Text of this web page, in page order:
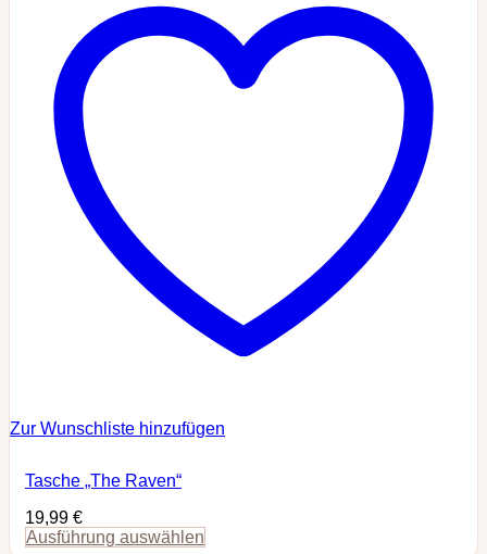
Zur Wunschliste hinzufügen
Tasche „The Raven“
19,99 €
Ausführung auswählen